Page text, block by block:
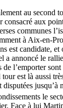
au second
consacré aux
communes
à Aix-en-
est candidate, et
a annoncé le
de l’emporter
est là aussi
jusqu’à
le
Face à lui